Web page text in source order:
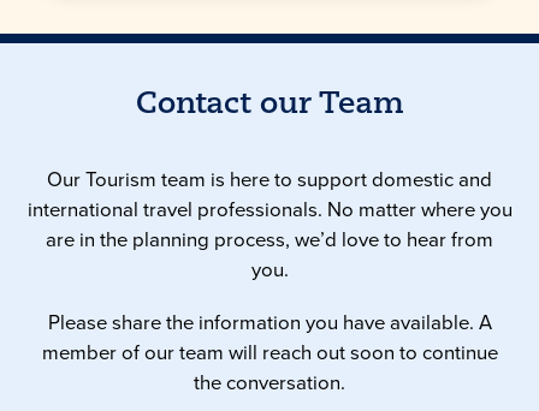
Contact our Team
Our Tourism team is here to support domestic and
international travel professionals. No matter where you
are in the planning process, we’d love to hear from
you.
Please share the information you have available. A
member of our team will reach out soon to continue
the conversation.